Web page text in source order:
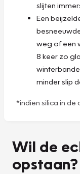
slijten
Een
weg of een
8 keer zo
minder slip
*indien silica in de
Wil de
opstaan?